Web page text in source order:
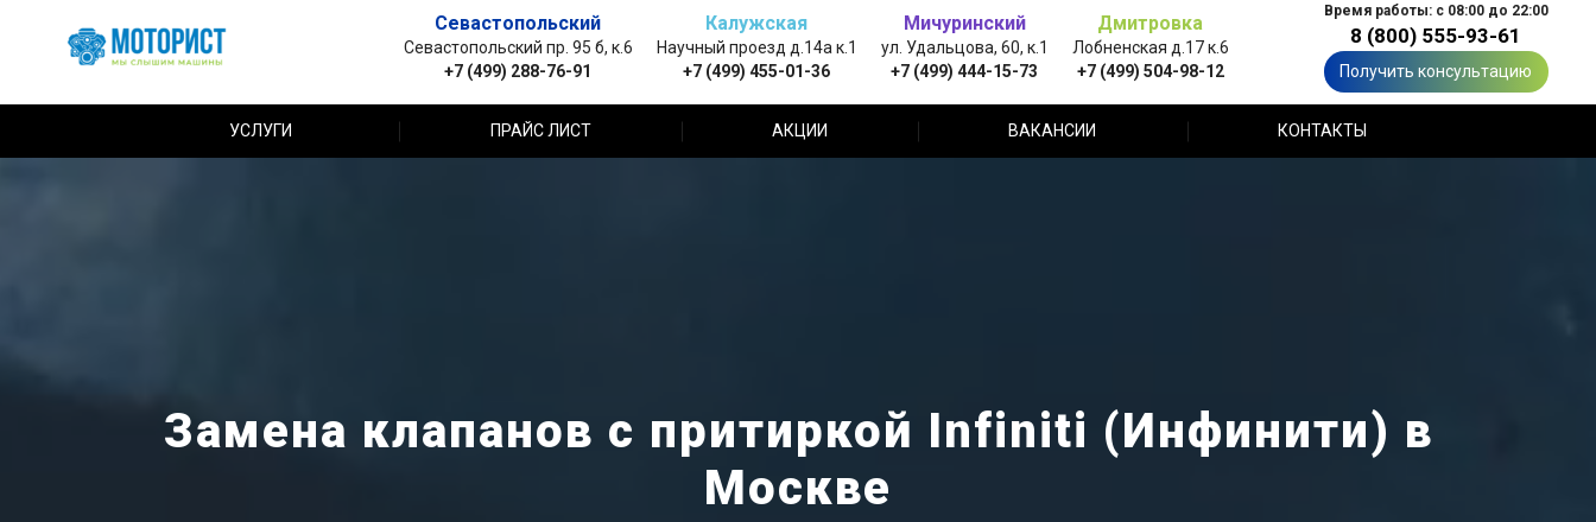
Севастопольский
Севастопольский пр. 95 б, к.6
+7 (499) 288-76-91
Калужская
Научный проезд д.14а к.1
+7 (499) 455-01-36
Мичуринский
ул. Удальцова, 60, к.1
+7 (499) 444-15-73
Дмитровка
Лобненская д.17 к.6
+7 (499) 504-98-12
Время работы: с 08:00 до 22:00
8 (800) 555-93-61
Получить консультацию
УСЛУГИ ПРАЙС ЛИСТ АКЦИИ ВАКАНСИИ КОНТАКТЫ
Замена клапанов с притиркой Infiniti (Инфинити) в
Москве